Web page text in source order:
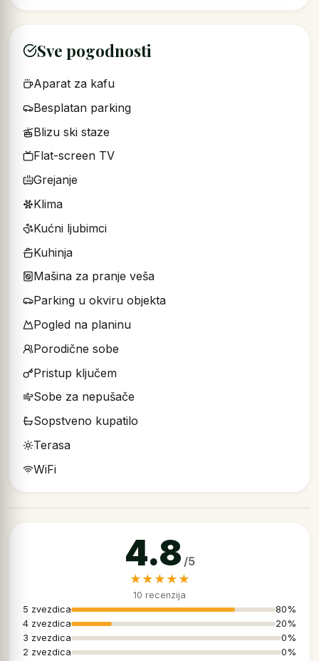
Sve pogodnosti
Aparat za kafu
Besplatan parking
Blizu ski staze
Flat-screen TV
Grejanje
Klima
Kućni ljubimci
Kuhinja
Mašina za pranje veša
Parking u okviru objekta
Pogled na planinu
Porodične sobe
Pristup ključem
Sobe za nepušače
Sopstveno kupatilo
Terasa
WiFi
4.8
★★★★★
10 recenzija
5 zvezdica
80%
4 zvezdica
20%
3 zvezdica
0%
2 zvezdica
0%